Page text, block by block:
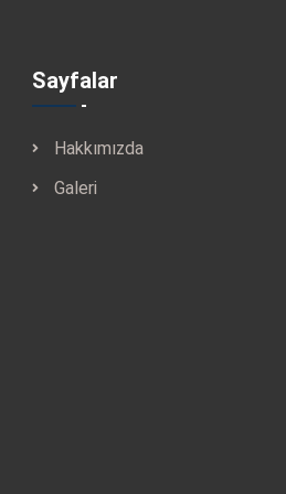
Sayfalar
Hakkımızda
Galeri